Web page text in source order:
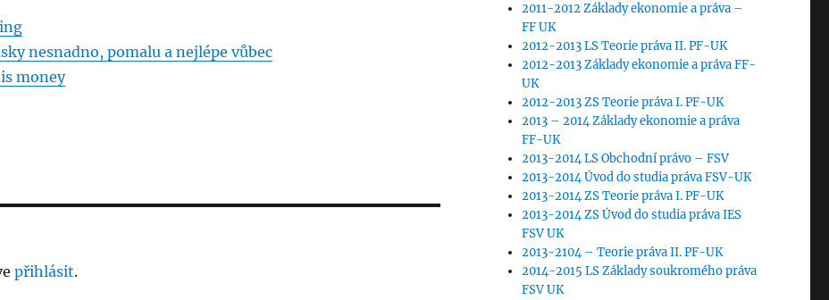
nesnadno, pomalu a nejlépe vůbec
money
přihlásit.
2011-2012 Základy ekonomie a práva –
FF UK
2012-2013 LS Teorie práva II. PF-UK
2012-2013 Základy ekonomie a práva FF-
UK
2012-2013 ZS Teorie práva I. PF-UK
2013 – 2014 Základy ekonomie a práva
FF-UK
2013-2014 LS Obchodní právo – FSV
2013-2014 Úvod do studia práva FSV-UK
2013-2014 ZS Teorie práva I. PF-UK
2013-2014 ZS Úvod do studia práva IES
FSV UK
2013-2104 – Teorie práva II. PF-UK
2014-2015 LS Základy soukromého práva
FSV UK